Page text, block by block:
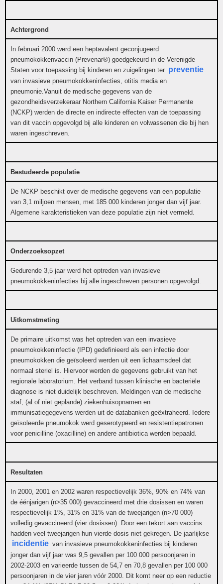
Achtergrond
In februari 2000 werd een heptavalent geconjugeerd
pneumokokkenvaccin (Prevenar®) goedgekeurd in de Verenigde
Staten voor toepassing bij kinderen en zuigelingen ter preventie
van invasieve pneumokokkeninfecties, otitis media en
pneumonie.Vanuit de medische gegevens van de
gezondheidsverzekeraar Northern California Kaiser Permanente
(NCKP) werden de directe en indirecte effecten van de toepassing
van dit vaccin opgevolgd bij alle kinderen en volwassenen die bij hen
waren ingeschreven.
Bestudeerde populatie
De NCKP beschikt over de medische gegevens van een populatie
van 3,1 miljoen mensen, met 185 000 kinderen jonger dan vijf jaar.
Algemene karakteristieken van deze populatie zijn niet vermeld.
Onderzoeksopzet
Gedurende 3,5 jaar werd het optreden van invasieve
pneumokokkeninfecties bij alle ingeschreven personen opgevolgd.
Uitkomstmeting
De primaire uitkomst was het optreden van een invasieve
pneumokokkeninfectie (IPD) gedefinieerd als een infectie door
pneumokokken die geïsoleerd werden uit een lichaamsdeel dat
normaal steriel is. Hiervoor werden de gegevens gebruikt van het
regionale laboratorium. Het verband tussen klinische en bacteriële
diagnose is niet duidelijk beschreven. Meldingen van de medische
staf, (al of niet geplande) ziekenhuisopnamen en
immunisatiegegevens werden uit de databanken geëxtraheerd. Iedere
geïsoleerde pneumokok werd geserotypeerd en resistentiepatronen
voor penicilline (oxacilline) en andere antibiotica werden bepaald.
Resultaten
In 2000, 2001 en 2002 waren respectievelijk 36%, 90% en 74% van
de éénjarigen (n>35 000) gevaccineerd met drie dosissen en waren
respectievelijk 1%, 31% en 31% van de tweejarigen (n>70 000)
volledig gevaccineerd (vier dosissen). Door een tekort aan vaccins
hadden veel tweejarigen hun vierde dosis niet gekregen. De jaarlijkse
incidentie van invasieve pneumokokkeninfecties bij kinderen
jonger dan vijf jaar was 9,5 gevallen per 100 000 persoonjaren in
2002-2003 en varieerde tussen de 54,7 en 70,8 gevallen per 100 000
persoonjaren in de vier jaren vóór 2000. Dit komt neer op een reductie